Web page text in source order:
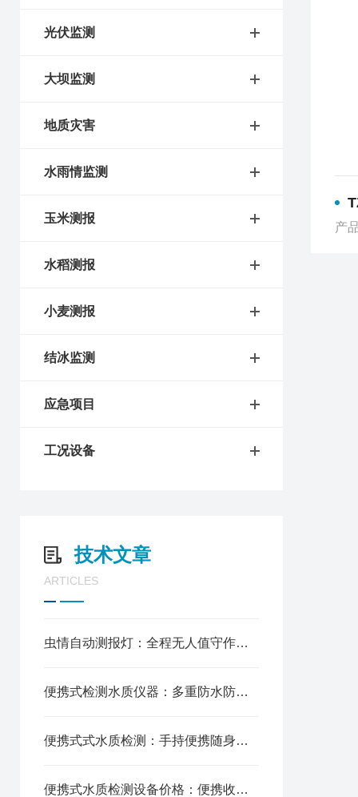
光伏监测
大坝监测
地质灾害
水雨情监测
玉米测报
水稻测报
小麦测报
结冰监测
应急项目
工况设备
技术文章
ARTICLES
虫情自动测报灯：全程无人值守作业，全天候农田监测预警
便携式检测水质仪器：多重防水防护等级，长期野外作业稳定
便携式式水质检测：手持便携随身携带，短时间完成检测
便携式水质检测设备价格：便携收纳不占空间，适配养殖河道水务
产